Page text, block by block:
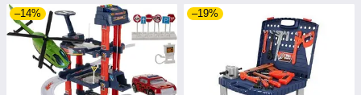
–14% –19%